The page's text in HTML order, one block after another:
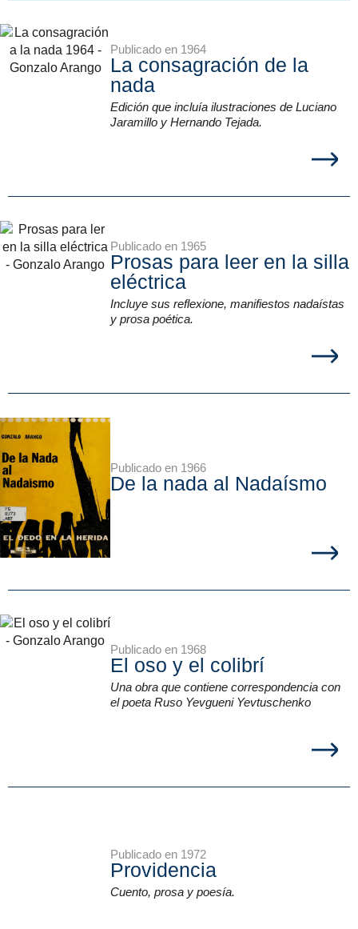
Publicado en 1964
La consagración de la
nada
Edición que incluía ilustraciones de Luciano
Jaramillo y Hernando Tejada.
Publicado en 1965
Prosas para leer en la silla
eléctrica
Incluye sus reflexione, manifiestos nadaístas
y prosa poética.
Publicado en 1966
De la nada al Nadaísmo
Publicado en 1968
El oso y el colibrí
Una obra que contiene correspondencia con
el poeta Ruso Yevgueni Yevtuschenko
Publicado en 1972
Providencia
Cuento, prosa y poesía.